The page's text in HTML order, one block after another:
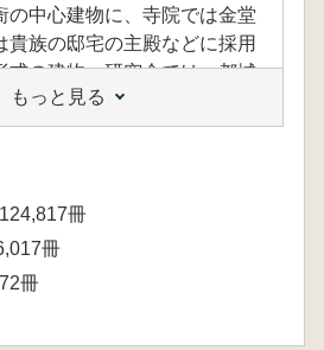
の中心建物に、寺院では金堂
貴族の邸宅の主殿などに採用
式の建物。研究会では、都城
廂建物、東日本と西日本の四
おこない、四面廂建物の建築
術、建物の使われ方などにつ
献史学、建築史学などの分野
議をおこなった。(出版社
もっと見る
冊
冊
冊